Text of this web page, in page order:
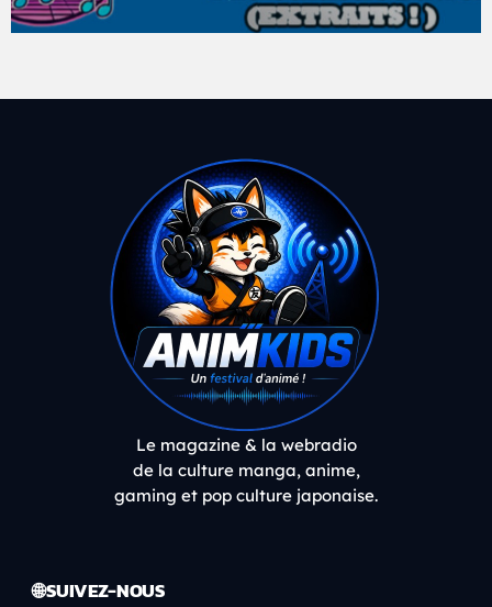
Le magazine & la webradio
de la culture manga, anime,
gaming et pop culture japonaise.
🌐 SUIVEZ-NOUS